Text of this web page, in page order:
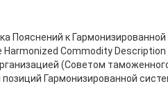
Пояснений к
Commodity Description
(Советом
Гармонизированной